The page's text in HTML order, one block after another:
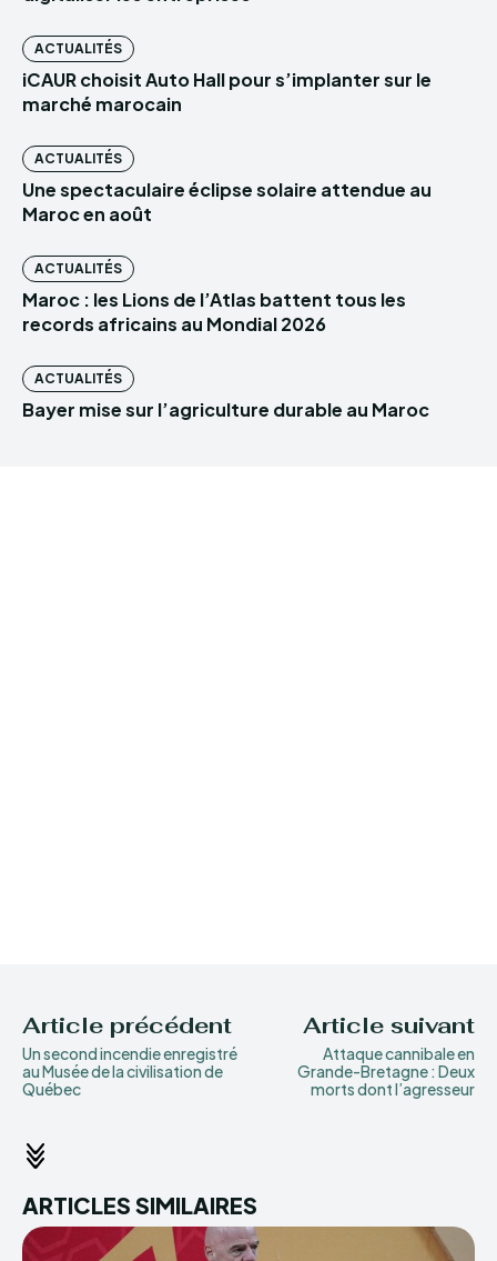
ACTUALITÉS
iCAUR choisit Auto Hall pour s’implanter sur le
marché marocain
ACTUALITÉS
Une spectaculaire éclipse solaire attendue au
Maroc en août
ACTUALITÉS
Maroc : les Lions de l’Atlas battent tous les
records africains au Mondial 2026
ACTUALITÉS
Bayer mise sur l’agriculture durable au Maroc
Article précédent
Un second incendie enregistré
au Musée de la civilisation de
Québec
Article suivant
Attaque cannibale en
Grande-Bretagne : Deux
morts dont l’agresseur
ARTICLES SIMILAIRES